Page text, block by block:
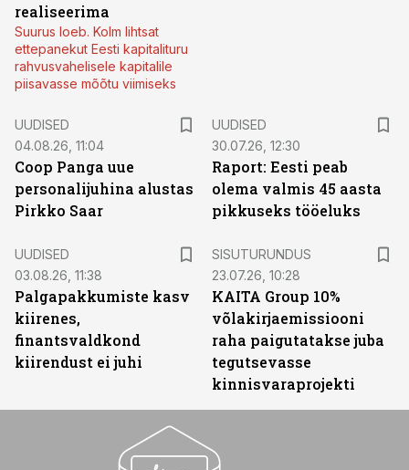
realiseerima
Suurus loeb. Kolm lihtsat
ettepanekut Eesti kapitalituru
rahvusvahelisele kapitalile
piisavasse mõõtu viimiseks
UUDISED
04.08.26, 11:04
Coop Panga uue
personalijuhina alustas
Pirkko Saar
UUDISED
30.07.26, 12:30
Raport: Eesti peab
olema valmis 45 aasta
pikkuseks tööeluks
UUDISED
03.08.26, 11:38
Palgapakkumiste kasv
kiirenes,
finantsvaldkond
kiirendust ei juhi
SISUTURUNDUS
23.07.26, 10:28
KAITA Group 10%
võlakirjaemissiooni
raha paigutatakse juba
tegutsevasse
kinnisvaraprojekti